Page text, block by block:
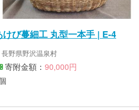
けび蔓細工 丸型一本手 | E-4
長野県野沢温泉村
寄附金額： 90,000円